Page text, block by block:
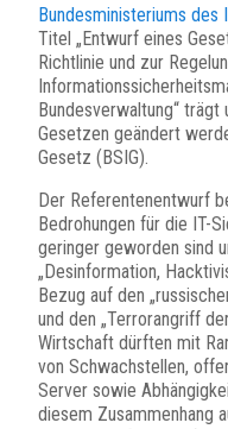
Bundesministeriums des
Titel „Entwurf eines
Richtlinie und zur
Bundesverwaltung“
Gesetzen geändert
Gesetz (BSIG).
Der Referentenentwurf
Bedrohungen für die IT-
geringer geworden sind
„Desinformation,
Bezug auf den
und den „Terrorangriff
Wirtschaft dürften mit
von Schwachstellen,
Server sowie
diesem Zusammenhang